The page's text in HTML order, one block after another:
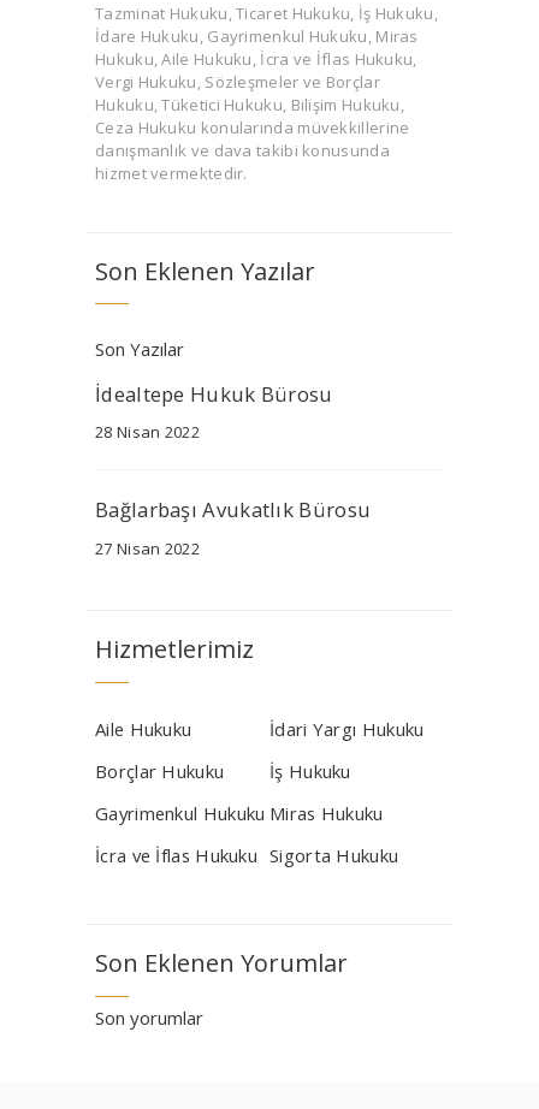
Tazminat Hukuku, Ticaret Hukuku, İş Hukuku,
İdare Hukuku, Gayrimenkul Hukuku, Miras
Hukuku, Aile Hukuku, İcra ve İflas Hukuku,
Vergi Hukuku, Sözleşmeler ve Borçlar
Hukuku, Tüketici Hukuku, Bilişim Hukuku,
Ceza Hukuku konularında müvekkillerine
danışmanlık ve dava takibi konusunda
hizmet vermektedir.
Son Eklenen Yazılar
Son Yazılar
İdealtepe Hukuk Bürosu
28 Nisan 2022
Bağlarbaşı Avukatlık Bürosu
27 Nisan 2022
Hizmetlerimiz
Aile Hukuku
Borçlar Hukuku
Gayrimenkul Hukuku
İcra ve İflas Hukuku
İdari Yargı Hukuku
İş Hukuku
Miras Hukuku
Sigorta Hukuku
Son Eklenen Yorumlar
Son yorumlar